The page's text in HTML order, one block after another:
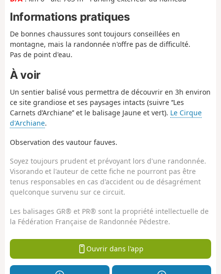
Informations pratiques
De bonnes chaussures sont toujours conseillées en
montagne, mais la randonnée n'offre pas de difficulté.
Pas de point d'eau.
À voir
Un sentier balisé vous permettra de découvrir en 3h environ
ce site grandiose et ses paysages intacts (suivre ‘‘Les
Carnets d’Archiane’’ et le balisage Jaune et vert). Le Cirque
d'Archiane.
Observation des vautour fauves.
Soyez toujours prudent et prévoyant lors d'une randonnée.
Visorando et l'auteur de cette fiche ne pourront pas être
tenus responsables en cas d'accident ou de désagrément
quelconque survenu sur ce circuit.
Les balisages GR® et PR® sont la propriété intellectuelle de
la Fédération Française de Randonnée Pédestre.
Ouvrir dans l'app